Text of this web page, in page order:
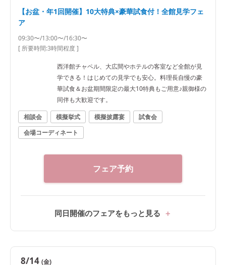
【お盆・年1回開催】10大特典×豪華試食付！全館見学フェ
ア
09:30〜/13:00〜/16:30〜
[ 所要時間:3時間程度]
西洋館チャペル、大広間やホテルの客室など全館が見
学できる！はじめての見学でも安心。料理長自慢の豪
華試食＆お盆期間限定の最大10特典もご用意♪親御様の
同伴も大歓迎です。
相談会
模擬挙式 模擬披露宴
試食会
会場コーディネート
フェア予約
同日開催のフェアをもっと見る
8/14 (金)